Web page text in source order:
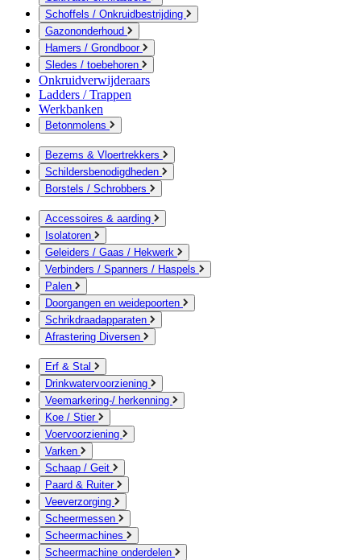
Schoffels / Onkruidbestrijding
Gazononderhoud
Hamers / Grondboor
Sledes / toebehoren
Onkruidverwijderaars
Ladders / Trappen
Werkbanken
Betonmolens
Bezems & Vloertrekkers
Schildersbenodigdheden
Borstels / Schrobbers
Accessoires & aarding
Isolatoren
Geleiders / Gaas / Hekwerk
Verbinders / Spanners / Haspels
Palen
Doorgangen en weidepoorten
Schrikdraadapparaten
Afrastering Diversen
Erf & Stal
Drinkwatervoorziening
Veemarkering-/ herkenning
Koe / Stier
Voervoorziening
Varken
Schaap / Geit
Paard & Ruiter
Veeverzorging
Scheermessen
Scheermachines
Scheermachine onderdelen